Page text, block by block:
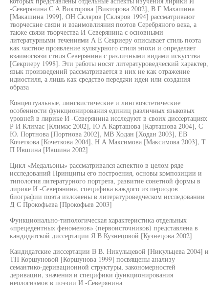
-Северянина С А Викторова [Викторова 2002], В Г Махашина
[Макашина 1999], ОН Скляров [Скляров 1994] рассматривают
творческие связи и взаимовлияния поэтов Серебряного века, а
также связи творчества И-Северянина с основными
литературными течениями А Е Секриеру описывает стиль поэта
как частное проявление культурного стиля эпохи и определяет
взаимосвязи стиля Северянина с различными видами искусства
[Секриеру 1998]. Эти работы носят литературоведческий характер,
язык произведений рассматривается в них не как отражение
идиостиля, а лишь как средство передачи идеи или создания
образа
Концептуальные, лингвистические и лингвоэстетические
особенности функционирования единиц различных языковых
уровней в лирике И -Северянина исследуют в своих диссертациях
Р И Климас [Климас 2002], Ю А Карташова [Карташова 2004], С
Ю. Портнова [Портнова 2002], МВ Ходан [Ходан 2003], ЕВ
Кочеткова [Кочеткова 2004], Н А Максимова [Максимова 2003], Т
П Ившина [Ившина 2002]
Цикл «Медальоны» рассматривался аспектно в целом ряде
исследований Принципы его построения, основы композиции и
типология литературного портрета, развитие сонетной формы в
лирике И -Северянина, специфика каждого из периодов
биографии поэта изложены в литературоведческом исследовании
Д С Прокофьева [Прокофьев 2003]
Функционально-типологическая характеристика отдельных
«прецедентных феноменов» (первоисточников) представлена в
кандидатской диссертации Я В Кузнецовой [Кузнецова 2002]
Кандидатские диссертации В В. Никульцевой [Никульцева 2004] и
ТН Коршуновой [Коршунова 1999] посвящены анализу
семантико-деривационной структуры, закономерностей
деривации, значения и специфики функционирования
неологизмов в поэзии И -Северянина